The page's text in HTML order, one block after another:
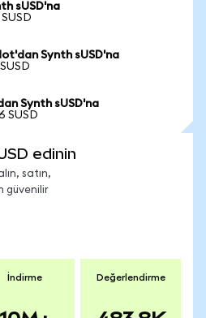
sUSD'na
Synth sUSD'na
Synth sUSD'na
SUSD
edinin
satın,
güvenilir
İndirme Değerlendirme